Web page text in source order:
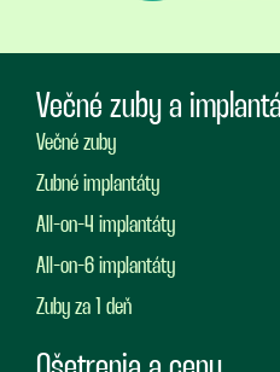
Večné zuby a
Večné zuby
Zubné implantáty
All-on-4 implantáty
All-on-6 implantáty
Zuby za 1 deň